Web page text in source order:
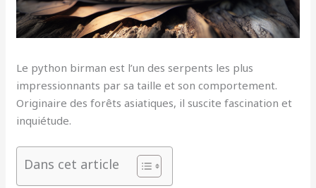
Le python birman est l’un des serpents les plus
impressionnants par sa taille et son comportement.
Originaire des forêts asiatiques, il suscite fascination et
inquiétude.
Dans cet article